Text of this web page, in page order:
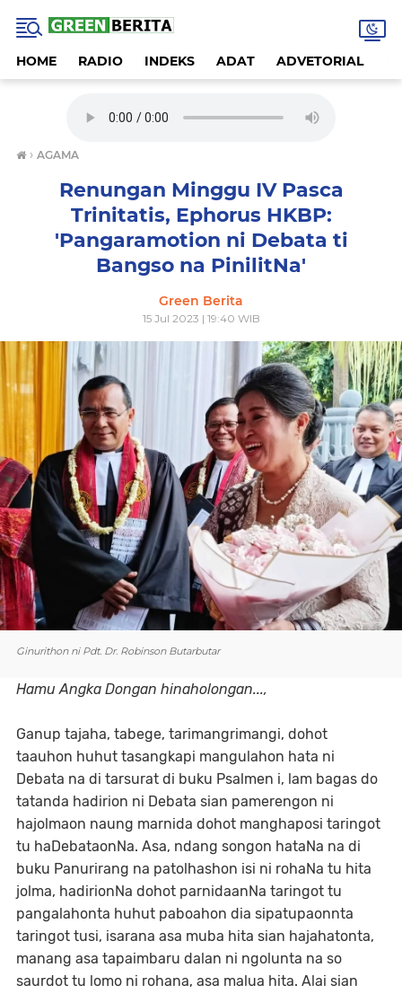
HOME RADIO INDEKS ADAT ADVETORIAL
› AGAMA
Renungan Minggu IV Pasca
Trinitatis, Ephorus HKBP:
'Pangaramotion ni Debata ti
Bangso na PinilitNa'
Green Berita
15 Jul 2023 | 19:40 WIB
Ginurithon ni Pdt. Dr. Robinson Butarbutar
Hamu Angka Dongan hinaholongan...,
Ganup tajaha, tabege, tarimangrimangi, dohot
taauhon huhut tasangkapi mangulahon hata ni
Debata na di tarsurat di buku Psalmen i, lam bagas do
tatanda hadirion ni Debata sian pamerengon ni
hajolmaon naung marnida dohot manghaposi taringot
tu haDebataonNa. Asa, ndang songon hataNa na di
buku Panurirang na patolhashon isi ni rohaNa tu hita
jolma, hadirionNa dohot parnidaanNa taringot tu
pangalahonta huhut paboahon dia sipatupaonnta
taringot tusi, isarana asa muba hita sian hajahatonta,
manang asa tapaimbaru dalan ni ngolunta na so
saurdot tu lomo ni rohana, asa malua hita. Alai sian